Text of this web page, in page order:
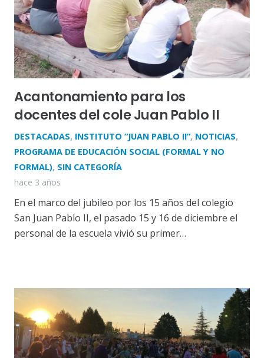
Acantonamiento para los
docentes del cole Juan Pablo II
DESTACADAS, INSTITUTO “JUAN PABLO II”, NOTICIAS,
PROGRAMA DE EDUCACIÓN SOCIAL (FORMAL Y NO
FORMAL), SIN CATEGORÍA
hace 3 años
En el marco del jubileo por los 15 años del colegio
San Juan Pablo II, el pasado 15 y 16 de diciembre el
personal de la escuela vivió su primer…